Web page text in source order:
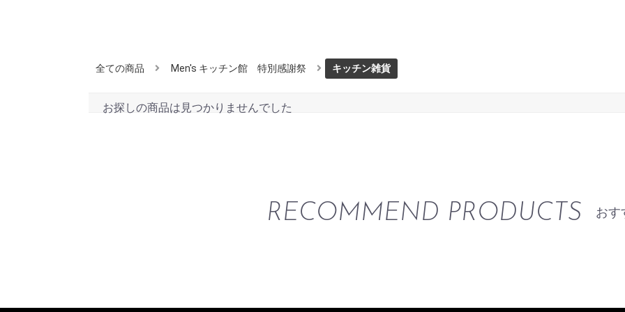
全ての商品 Men's キッチン館 特別感謝祭 キッチン雑貨
お探しの商品は見つかりませんでした
RECOMMEND PRODUCTS おす